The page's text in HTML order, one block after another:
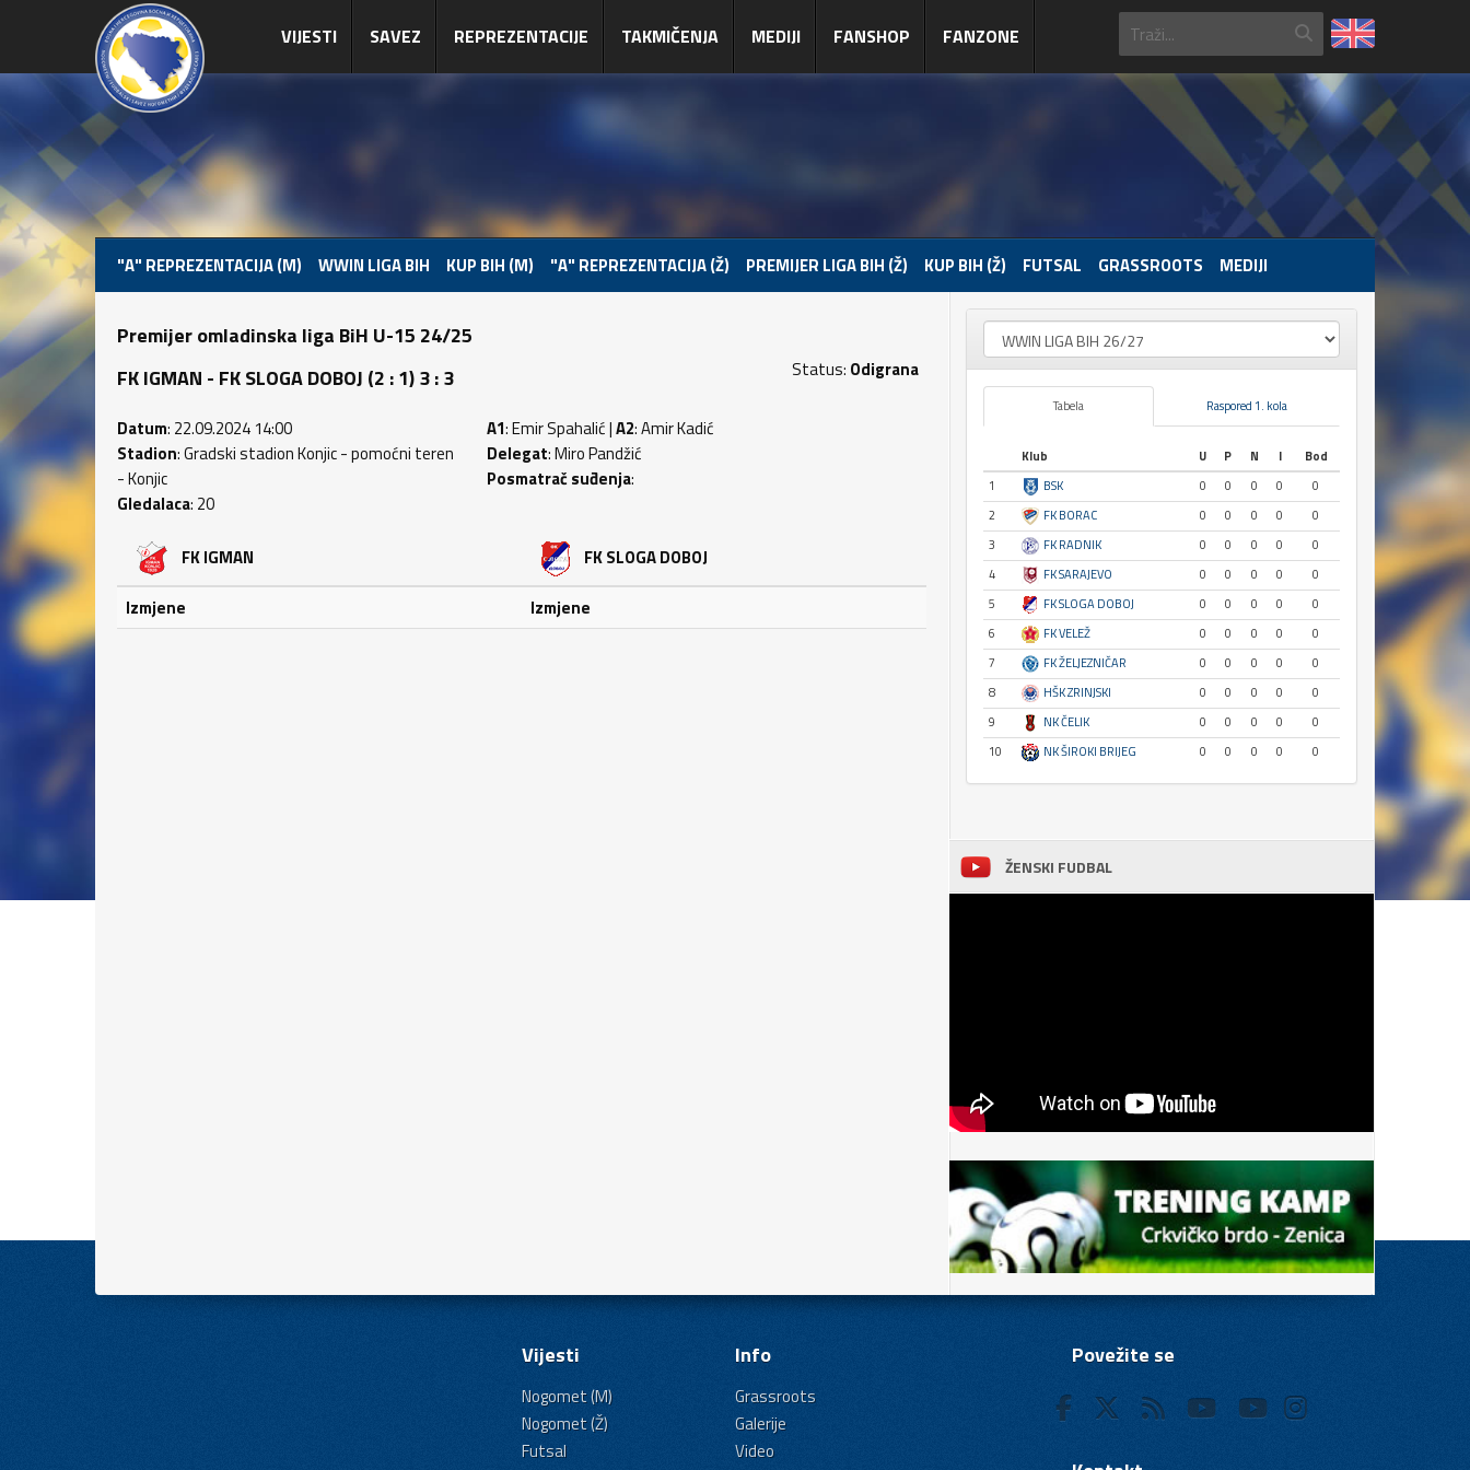
VIJESTI SAVEZ REPREZENTACIJE TAKMIČENJA MEDIJI FANSHOP FANZONE
"A" REPREZENTACIJA (M) WWIN LIGA BIH KUP BIH (M) "A" REPREZENTACIJA (Ž) PREMIJER LIGA BIH (Ž) KUP BIH (Ž) FUTSAL GRASSROOTS MEDIJI
Premijer omladinska liga BiH U-15 24/25
FK IGMAN - FK SLOGA DOBOJ (2 : 1) 3 : 3
Status: Odigrana
Datum: 22.09.2024 14:00
Stadion: Gradski stadion Konjic - pomoćni teren
- Konjic
Gledalaca: 20
A1: Emir Spahalić |A2: Amir Kadić
Delegat: Miro Pandžić
Posmatrač suđenja:
FK IGMAN
Izmjene
FK SLOGA DOBOJ
Izmjene
Tabela Raspored 1. kola
Klub U P N I
Bod
1
BSK 0 0 0 0
0
2
FK BORAC 0 0 0 0
0
3
FK RADNIK 0 0 0 0
0
4
FK SARAJEVO 0 0 0 0
0
5
FK SLOGA DOBOJ 0 0 0 0
0
6
FK VELEŽ 0 0 0 0
0
7
FK ŽELJEZNIČAR 0 0 0 0
0
8
HŠK ZRINJSKI 0 0 0 0
0
9
NK ČELIK 0 0 0 0
0
10
NK ŠIROKI BRIJEG 0 0 0 0 0
ŽENSKI FUDBAL
Vijesti
Nogomet (M)
Nogomet (Ž)
Futsal
Info
Grassroots
Galerije
Video
Povežite se